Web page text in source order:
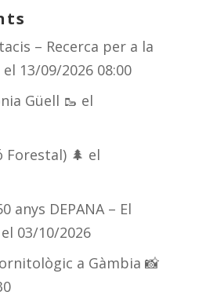
a
m te
ix
– Recerca per a la
el 13/09/2026 08:00
Güell 🥾 el
Forestal) 🌲 el
anys DEPANA – El
el 03/10/2026
a Gàmbia 📸